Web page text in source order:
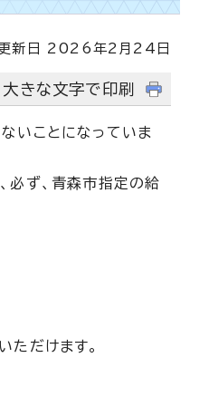
日 2026年2月24日
大きな文字で印刷
いことになっていま
必ず、青森市指定の給
ただけます。